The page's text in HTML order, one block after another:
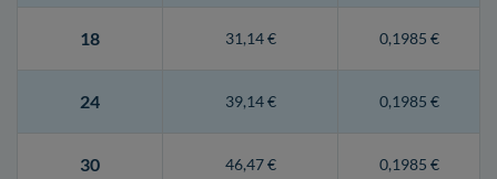
18 31,14 € 0,1985 €
24 39,14 € 0,1985 €
30 46,47 € 0,1985 €